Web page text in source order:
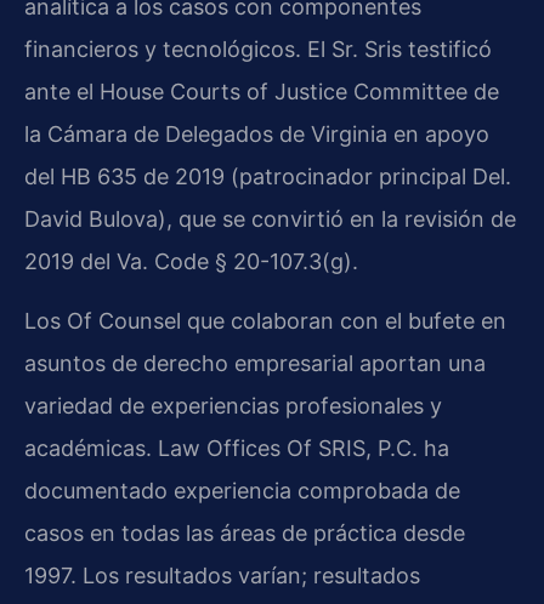
analítica a los casos con componentes
financieros y tecnológicos. El Sr. Sris testificó
ante el House Courts of Justice Committee de
la Cámara de Delegados de Virginia en apoyo
del HB 635 de 2019 (patrocinador principal Del.
David Bulova), que se convirtió en la revisión de
2019 del Va. Code § 20-107.3(g).
Los Of Counsel que colaboran con el bufete en
asuntos de derecho empresarial aportan una
variedad de experiencias profesionales y
académicas. Law Offices Of SRIS, P.C. ha
documentado experiencia comprobada de
casos en todas las áreas de práctica desde
1997. Los resultados varían; resultados